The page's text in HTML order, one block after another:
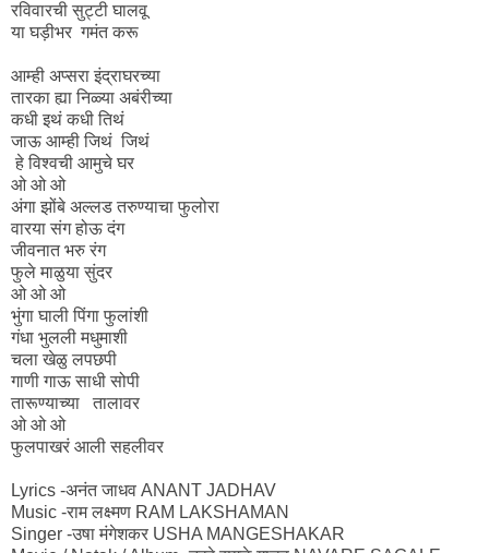
रविवारची सुट्टी घालवू
या घड़ीभर गमंत करू
आम्ही अप्सरा इंद्राघरच्या
तारका ह्या निळ्या अबंरीच्या
कधी इथं कधी तिथं
जाऊ आम्ही जिथं जिथं
हे विश्वची आमुचे घर
ओ ओ ओ
अंगा झोंबे अल्लड तरुण्याचा फुलोरा
वारया संग होऊ दंग
जीवनात भरु रंग
फुले माळुया सुंदर
ओ ओ ओ
भुंगा घाली पिंगा फुलांशी
गंधा भुलली मधुमाशी
चला खेळु लपछपी
गाणी गाऊ साधी सोपी
तारूण्याच्या तालावर
ओ ओ ओ
फुलपाखरं आली सहलीवर
Lyrics -अनंत जाधव ANANT JADHAV
Music -राम लक्ष्मण RAM LAKSHAMAN
Singer -उषा मंगेशकर USHA MANGESHAKAR